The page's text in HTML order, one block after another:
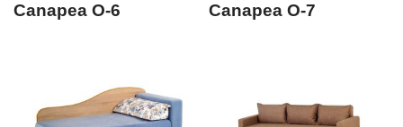
Canapea O-6 Canapea O-7